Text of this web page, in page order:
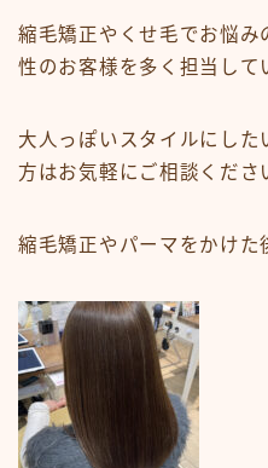
くせ・うねり・広がり
白髪・エイジングケア
抜け毛 薄毛
抜け毛 薄毛
メニューから探す
縮毛矯正・髪質改善
白髪染め・ヘアカラー
パーマ
縮毛矯正やくせ毛でお悩
性のお客様を多く担当して
大人っぽいスタイルにし
方はお気軽にご相談くださ
縮毛矯正やパーマをかけた